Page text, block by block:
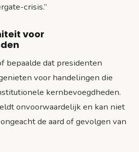
crisis.”
voor
bepaalde dat presidenten
voor handelingen die
kernbevoegdheden.
onvoorwaardelijk en kan niet
de aard of gevolgen van